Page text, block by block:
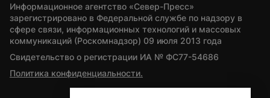
Информационное агентство «Север-Пресс»
зарегистрировано в Федеральной службе по надзору в
сфере связи, информационных технологий и массовых
коммуникаций (Роскомнадзор) 09 июля 2013 года
Свидетельство о регистрации ИА № ФС77-54686
Политика конфиденциальности.